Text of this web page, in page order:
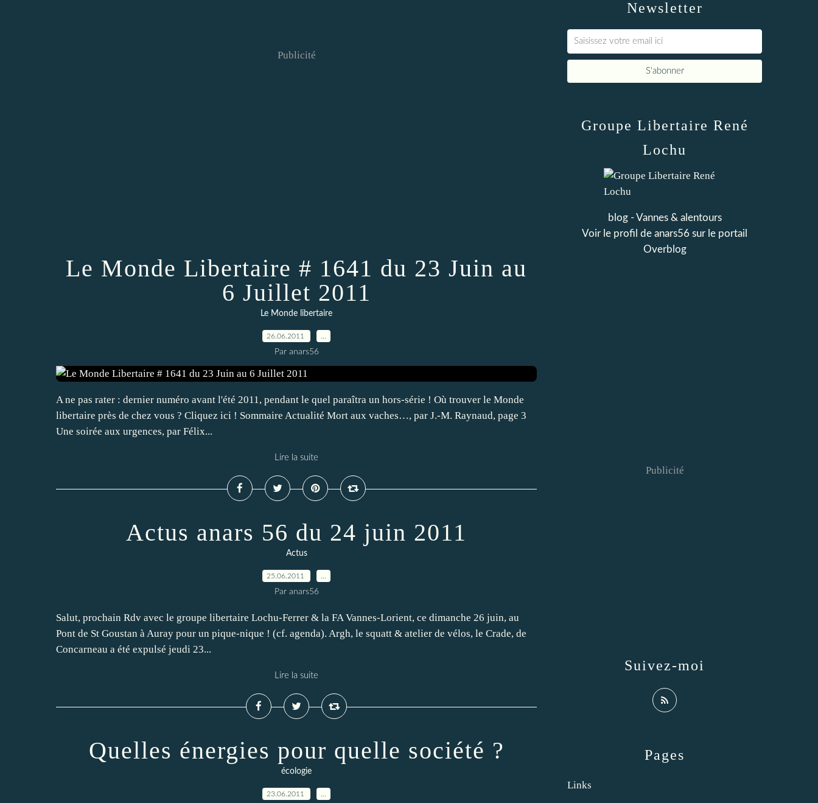
Publicité
Le Monde Libertaire # 1641 du 23 Juin au
6 Juillet 2011
Le Monde libertaire
26.06.2011
Par anars56
A ne pas rater : dernier numéro avant l'été 2011, pendant le quel paraîtra un hors-série ! Où trouver le Monde
libertaire près de chez vous ? Cliquez ici ! Sommaire Actualité Mort aux vaches…, par J.-M. Raynaud, page 3
Une soirée aux urgences, par Félix...
Lire la suite
Actus anars 56 du 24 juin 2011
Actus
25.06.2011
Par anars56
Salut, prochain Rdv avec le groupe libertaire Lochu-Ferrer & la FA Vannes-Lorient, ce dimanche 26 juin, au
Pont de St Goustan à Auray pour un pique-nique ! (cf. agenda). Argh, le squatt & atelier de vélos, le Crade, de
Concarneau a été expulsé jeudi 23...
Lire la suite
Quelles énergies pour quelle société ?
écologie
23.06.2011
Newsletter
Pages
Links
Groupe Libertaire René
Lochu
blog - Vannes & alentours
Voir le profil de anars56 sur le portail
Overblog
Suivez-moi
Publicité